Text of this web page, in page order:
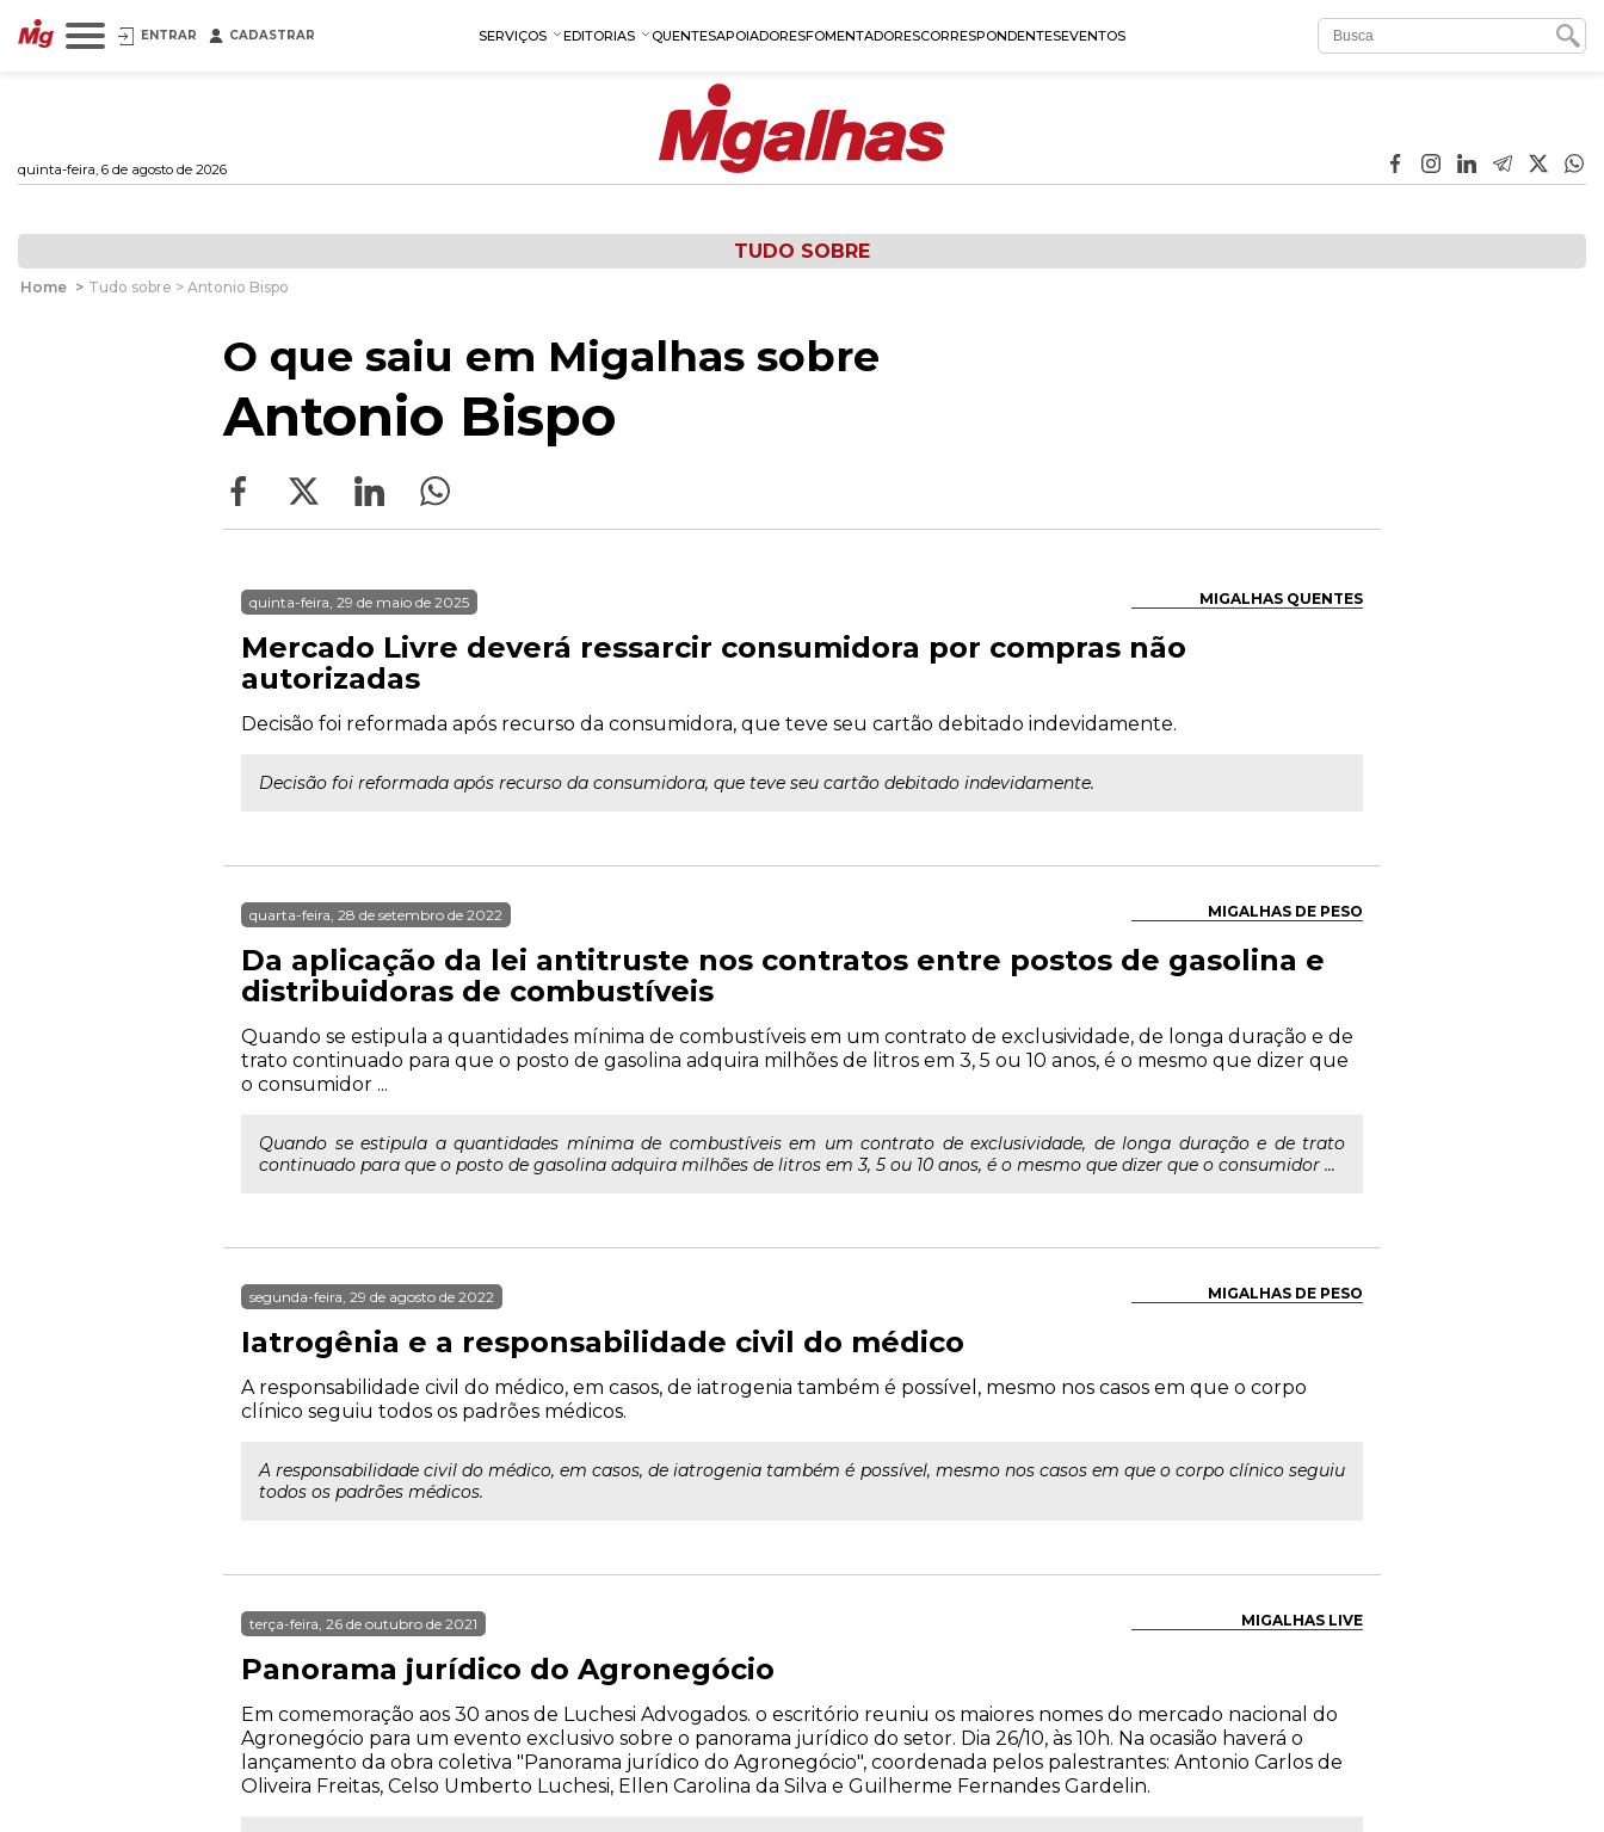
ENTRAR CADASTRAR SERVIÇOS EDITORIAS QUENTESAPOIADORESFOMENTADORESCORRESPONDENTESEVENTOS
quinta-feira, 6 de agosto de 2026
TUDO SOBRE
Home > Tudo sobre > Antonio Bispo
O que saiu em Migalhas sobre
Antonio Bispo
MIGALHAS QUENTES
quinta-feira, 29 de maio de 2025
Mercado Livre deverá ressarcir consumidora por compras não
autorizadas
Decisão foi reformada após recurso da consumidora, que teve seu cartão debitado indevidamente.
Decisão foi reformada após recurso da consumidora, que teve seu cartão debitado indevidamente.
MIGALHAS DE PESO
quarta-feira, 28 de setembro de 2022
Da aplicação da lei antitruste nos contratos entre postos de gasolina e
distribuidoras de combustíveis
Quando se estipula a quantidades mínima de combustíveis em um contrato de exclusividade, de longa duração e de
trato continuado para que o posto de gasolina adquira milhões de litros em 3, 5 ou 10 anos, é o mesmo que dizer que
o consumidor ...
Quando se estipula a quantidades mínima de combustíveis em um contrato de exclusividade, de longa duração e de trato
continuado para que o posto de gasolina adquira milhões de litros em 3, 5 ou 10 anos, é o mesmo que dizer que o consumidor ...
MIGALHAS DE PESO
segunda-feira, 29 de agosto de 2022
Iatrogênia e a responsabilidade civil do médico
A responsabilidade civil do médico, em casos, de iatrogenia também é possível, mesmo nos casos em que o corpo
clínico seguiu todos os padrões médicos.
A responsabilidade civil do médico, em casos, de iatrogenia também é possível, mesmo nos casos em que o corpo clínico seguiu
todos os padrões médicos.
MIGALHAS LIVE
terça-feira, 26 de outubro de 2021
Panorama jurídico do Agronegócio
Em comemoração aos 30 anos de Luchesi Advogados. o escritório reuniu os maiores nomes do mercado nacional do
Agronegócio para um evento exclusivo sobre o panorama jurídico do setor. Dia 26/10, às 10h. Na ocasião haverá o
lançamento da obra coletiva "Panorama jurídico do Agronegócio", coordenada pelos palestrantes: Antonio Carlos de
Oliveira Freitas, Celso Umberto Luchesi, Ellen Carolina da Silva e Guilherme Fernandes Gardelin.